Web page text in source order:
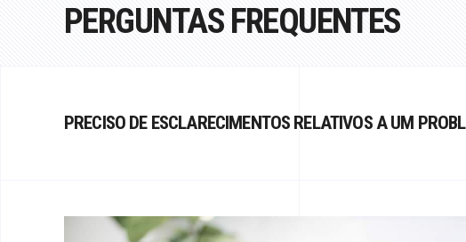
PERGUNTAS FREQUENTES
PRECISO DE ESCLARECIMENTOS RELATIVOS A UM